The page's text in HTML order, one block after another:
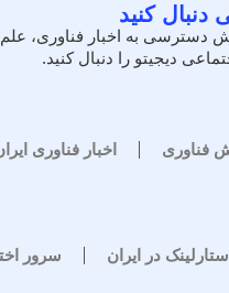
دنبال کنید
دسترسی به اخبار فناوری،
دیجیتو را دنبال کنید.
فناوری اخبار فناوری
در ایران سرور